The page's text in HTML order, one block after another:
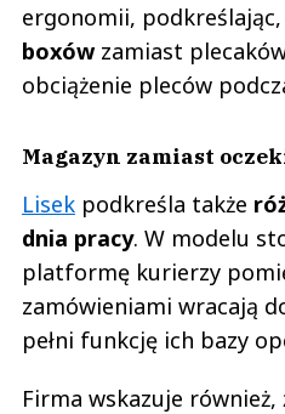
ergonomii,
boxówzamiast
obciążenie pleców
Magazyn zamiast
Lisek podkreśla także
dnia pracy. W modelu
platformę kurierzy
zamówieniami wracają
pełni funkcję ich bazy
Firma wskazuje